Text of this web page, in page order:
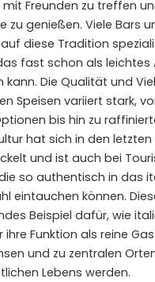
mit Freunden zu treffen
zu genießen. Viele Bars
diese Tradition
fast schon als leichtes
kann. Die Qualität und
Speisen variiert stark,
bis hin zu
hat sich in den letzten
und ist auch bei
so authentisch in das
eintauchen können.
Beispiel dafür, wie
ihre Funktion als reine
und zu zentralen
Lebens werden.